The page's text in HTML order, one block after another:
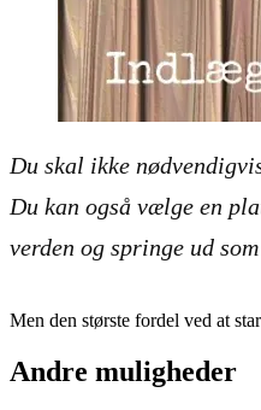
Du skal ikke
Du kan også vælge en
verden og springe ud
Men den største fordel ved at
Andre muligheder